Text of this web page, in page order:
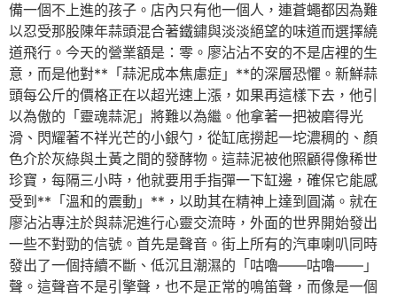
備一個不上進的孩子。店內只有他一個人，連蒼蠅都因為難
以忍受那股陳年蒜頭混合著鐵鏽與淡淡絕望的味道而選擇繞
道飛行。今天的營業額是：零。廖沾沾不安的不是店裡的生
意，而是他對**「蒜泥成本焦慮症」**的深層恐懼。新鮮蒜
頭每公斤的價格正在以超光速上漲，如果再這樣下去，他引
以為傲的「靈魂蒜泥」將難以為繼。他拿著一把被磨得光
滑、閃耀著不祥光芒的小銀勺，從缸底撈起一坨濃稠的、顏
色介於灰綠與土黃之間的發酵物。這蒜泥被他照顧得像稀世
珍寶，每隔三小時，他就要用手指彈一下缸邊，確保它能感
受到**「溫和的震動」**，以助其在精神上達到圓滿。就在
廖沾沾專注於與蒜泥進行心靈交流時，外面的世界開始發出
一些不對勁的信號。首先是聲音。街上所有的汽車喇叭同時
發出了一個持續不斷、低沉且潮濕的「咕嚕——咕嚕——」
聲。這聲音不是引擎聲，也不是正常的鳴笛聲，而像是一個